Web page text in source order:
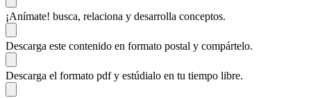
¡Anímate! busca, relaciona y desarrolla conceptos.
Descarga este contenido en formato postal y compártelo.
Descarga el formato pdf y estúdialo en tu tiempo libre.